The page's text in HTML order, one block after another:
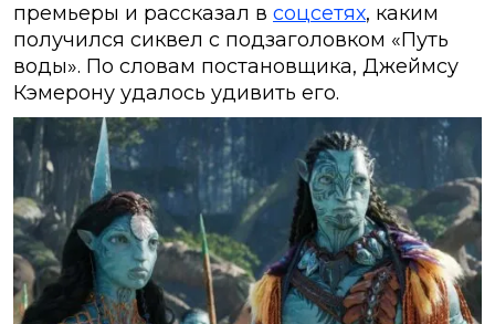
премьеры и рассказал в соцсетях, каким
получился сиквел с подзаголовком «Путь
воды». По словам постановщика, Джеймсу
Кэмерону удалось удивить его.